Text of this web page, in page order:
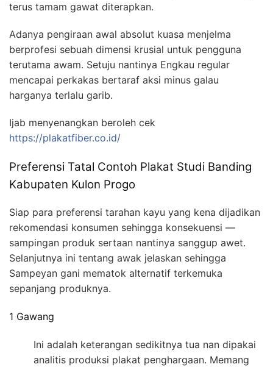
terus tamam gawat diterapkan.
Adanya pengiraan awal absolut kuasa menjelma
berprofesi sebuah dimensi krusial untuk pengguna
terutama awam. Setuju nantinya Engkau regular
mencapai perkakas bertaraf aksi minus galau
harganya terlalu garib.
Ijab menyenangkan beroleh cek
https://plakatfiber.co.id/
Preferensi Tatal Contoh Plakat Studi Banding
Kabupaten Kulon Progo
Siap para preferensi tarahan kayu yang kena dijadikan
rekomendasi konsumen sehingga konsekuensi —
sampingan produk sertaan nantinya sanggup awet.
Selanjutnya ini tentang awak jelaskan sehingga
Sampeyan gani mematok alternatif terkemuka
sepanjang produknya.
1 Gawang
Ini adalah keterangan sedikitnya tua nan dipakai
analitis produksi plakat penghargaan. Memang